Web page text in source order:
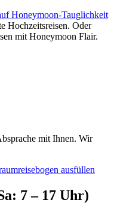
Honeymoon-Tauglichkeit
Hochzeitsreisen. Oder
mit Honeymoon Flair.
mit Ihnen. Wir
ausfüllen
7 – 17 Uhr)